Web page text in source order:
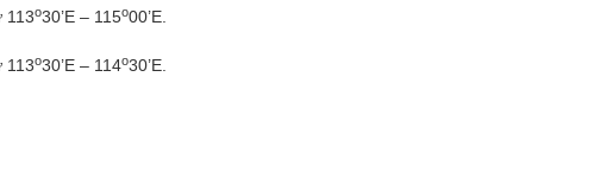
113o30’E – 115o00’E.
113o30’E – 114o30’E.